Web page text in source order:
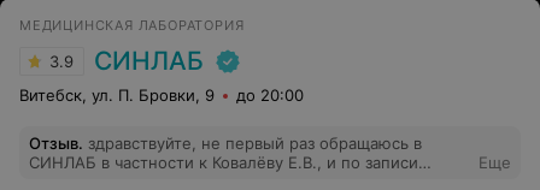
МЕДИЦИНСКАЯ ЛАБОРАТОРИЯ
3.9 СИНЛАБ
Витебск, ул. П. Бровки, 9 до 20:00
Отзыв. здравствуйте, не первый раз обращаюсь в
СИНЛАБ в частности к Ковалёву Е.В., и по записи
Еще